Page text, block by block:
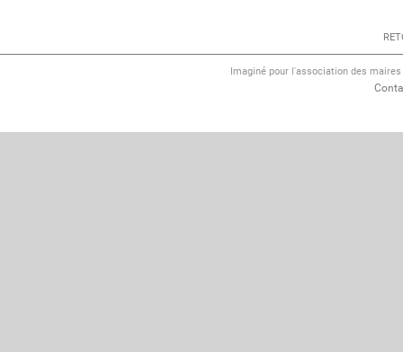
Imaginé pour l'association des